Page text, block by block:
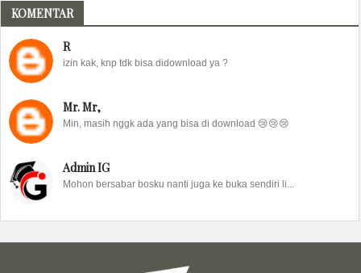
KOMENTAR
R
izin kak, knp tdk bisa didownload ya ?
Mr. Mr,
Min, masih nggk ada yang bisa di download 😢😢😢
Admin IG
Mohon bersabar bosku nanti juga ke buka sendiri li...